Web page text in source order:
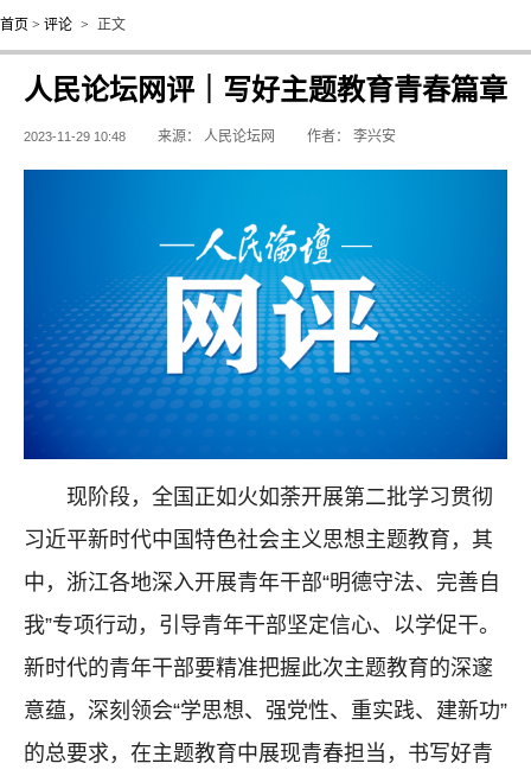
首页 > 评论 > 正文
人民论坛网评｜写好主题教育青春篇章
2023-11-29 10:48 来源： 人民论坛网 作者： 李兴安
现阶段，全国正如火如荼开展第二批学习贯彻
习近平新时代中国特色社会主义思想主题教育，其
中，浙江各地深入开展青年干部“明德守法、完善自
我”专项行动，引导青年干部坚定信心、以学促干。
新时代的青年干部要精准把握此次主题教育的深邃
意蕴，深刻领会“学思想、强党性、重实践、建新功”
的总要求，在主题教育中展现青春担当，书写好青